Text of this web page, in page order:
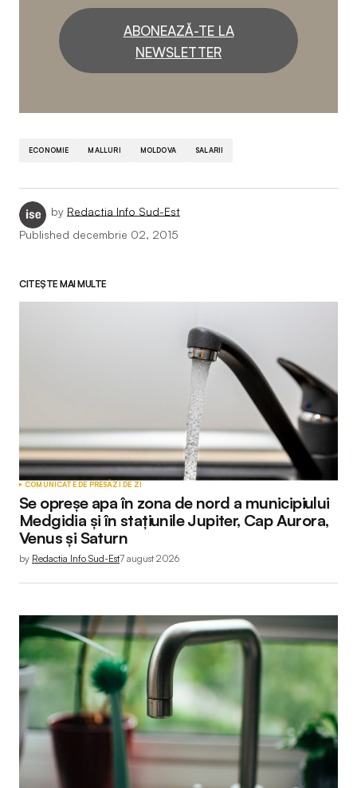
ABONEAZĂ-TE LA
NEWSLETTER
ECONOMIE MALLURI MOLDOVA SALARII
by Redactia Info Sud-Est
Published decembrie 02, 2015
CITEȘTE MAI MULTE
COMUNICATE DE PRESĂZI DE ZI
Se opreșe apa în zona de nord a municipiului
Medgidia și în stațiunile Jupiter, Cap Aurora,
Venus și Saturn
by Redactia Info Sud-Est7 august 2026